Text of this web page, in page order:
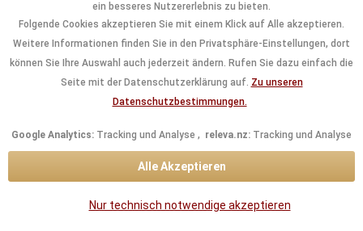
NAVIGATION
INFORMATIONEN
ein besseres Nutzererlebnis zu bieten.
Folgende Cookies akzeptieren Sie mit einem Klick auf Alle akzeptieren.
Weitere Informationen finden Sie in den Privatsphäre-Einstellungen, dort
können Sie Ihre Auswahl auch jederzeit ändern. Rufen Sie dazu einfach die
Seite mit der Datenschutzerklärung auf. Zu unseren
Datenschutzbestimmungen.
Google Analytics: Tracking und Analyse , releva.nz: Tracking und Analyse
Nur technisch notwendige akzeptieren
Alle Akzeptieren